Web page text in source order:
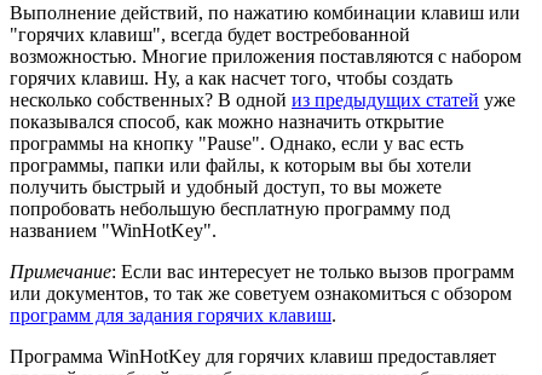
Выполнение действий, по нажатию комбинации клавиш или
"горячих клавиш", всегда будет востребованной
возможностью. Многие приложения поставляются с набором
горячих клавиш. Ну, а как насчет того, чтобы создать
несколько собственных? В одной из предыдущих статей уже
показывался способ, как можно назначить открытие
программы на кнопку "Pause". Однако, если у вас есть
программы, папки или файлы, к которым вы бы хотели
получить быстрый и удобный доступ, то вы можете
попробовать небольшую бесплатную программу под
названием "WinHotKey".
Примечание: Если вас интересует не только вызов программ
или документов, то так же советуем ознакомиться с обзором
программ для задания горячих клавиш.
Программа WinHotKey для горячих клавиш предоставляет